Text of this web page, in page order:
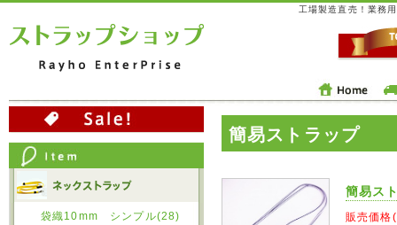
工場製造直売！業務
袋織10mm シンプル(28)
簡易ストラップ
簡易ス
販売価